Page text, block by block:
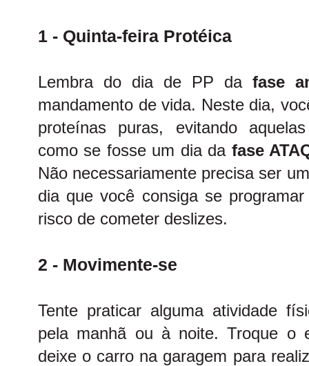
1 - Quinta-feira Protéica
Lembra do dia de PP da fase
mandamento de vida. Neste dia,
proteínas puras, evitando
como se fosse um dia da fase
Não necessariamente precisa ser
dia que você consiga se
risco de cometer deslizes.
2 - Movimente-se
Tente praticar alguma atividade
pela manhã ou à noite. Troque o
deixe o carro na garagem para